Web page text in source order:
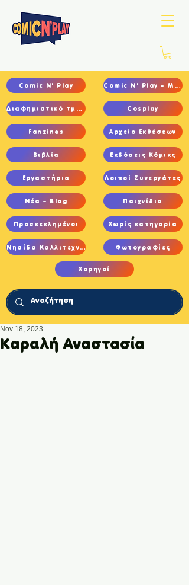
Comic N' Play
Διαφημιστικό τμήμα
Fanzines
Βιβλία
Εργαστήρια
Νέα – Blog
Προσκεκλημένοι
Νησίδα Καλλιτεχνών
Comic N' Play – Main
Cosplay
Αρχείο Εκθέσεων
Εκδόσεις Κόμικς
Λοιποί Συνεργάτες
Παιχνίδια
Χωρίς κατηγορία
Φωτογραφίες
Χορηγοί
Καραλή Aναστασία
Nov 18, 2023